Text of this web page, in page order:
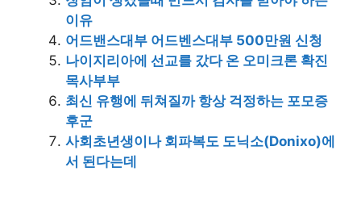
이유
어드밴스대부 어드벤스대부 500만원 신청
나이지리아에 선교를 갔다 온 오미크론 확진
목사부부
최신 유행에 뒤쳐질까 항상 걱정하는 포모증
후군
사회초년생이나 회파복도 도닉소(Donixo)에
서 된다는데